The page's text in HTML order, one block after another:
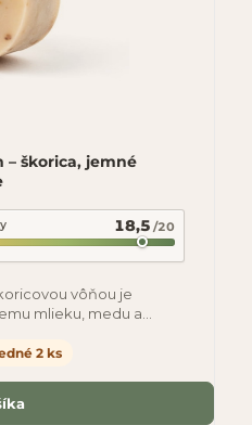
škorica, jemné
18,5 /20
vôňou je
mlieku, medu a
2 ks